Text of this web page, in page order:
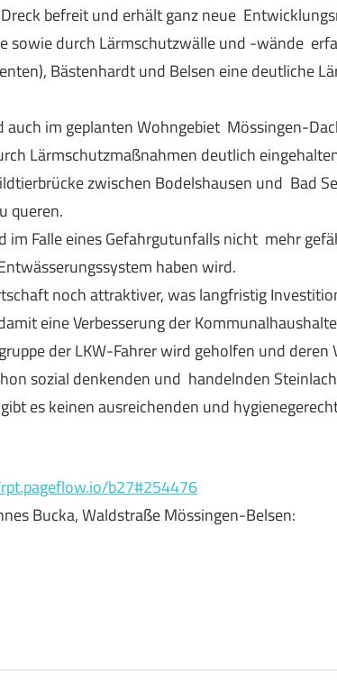
befreit und erhält ganz neue
sowie durch Lärmschutzwälle und -wände
Bästenhardt und Belsen eine deutliche
auch im geplanten Wohngebiet Mössingen-
Lärmschutzmaßnahmen deutlich
zwischen Bodelshausen und Bad
queren.
im Falle eines Gefahrgutunfalls nicht mehr
haben wird.
noch attraktiver, was langfristig
eine Verbesserung der
der LKW-Fahrer wird geholfen und deren
sozial denkenden und handelnden
es keinen ausreichenden und
b27#254476
Bucka, Waldstraße Mössingen-Belsen: